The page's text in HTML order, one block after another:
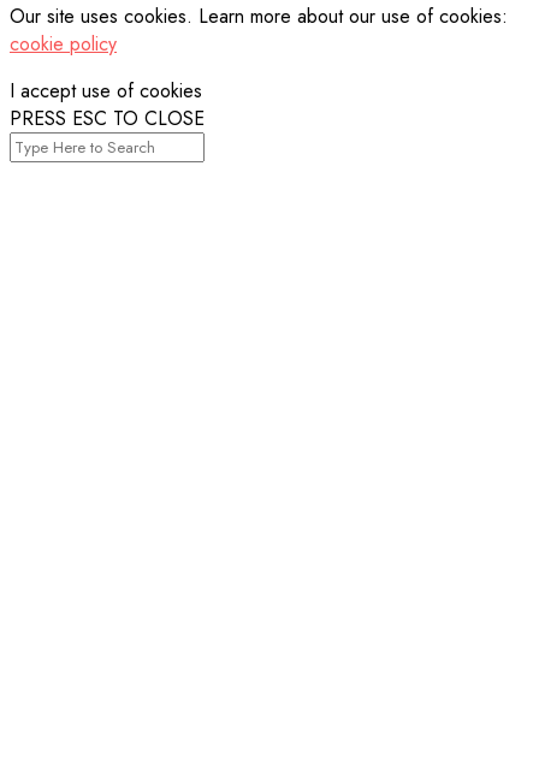
Our site uses cookies. Learn more about our use of cookies:
cookie policy
I accept use of cookies
PRESS ESC TO CLOSE